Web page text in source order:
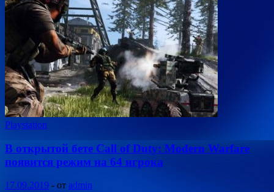
Playstation
В открытой бете Call of Duty: Modern Warfare
появится режим на 64 игрока
17.09.2019 - от admin